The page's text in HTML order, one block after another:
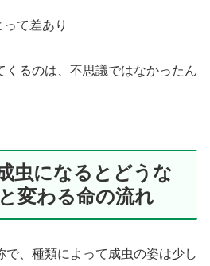
て差あり
くるのは、不思議ではなかったん
虫になるとどうな
変わる命の流れ
で、種類によって成虫の姿は少し